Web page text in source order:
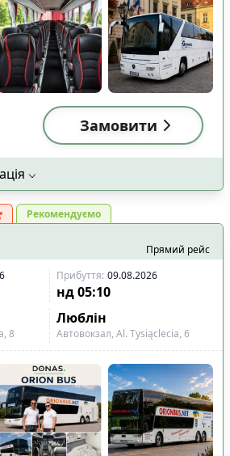
Замовити
Рекомендуємо
Прямий рейс
Прибуття: 09.08.2026
нд 05:10
Люблін
8 Автовокзал, Al. Tysiąclecia, 6